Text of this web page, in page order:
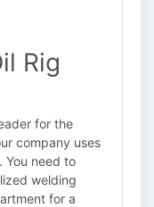
Rig
for the
company uses
You need to
welding
for a